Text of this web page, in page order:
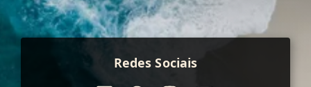
Redes Sociais